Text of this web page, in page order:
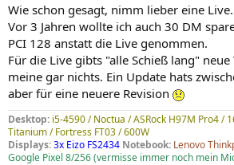
Wie schon gesagt, nimm lieber eine Live.
Vor 3 Jahren wollte ich auch 30 DM
PCI 128 anstatt die Live genommen.
Für die Live gibts "alle Schieß lang"
meine gar nichts. Ein Update hats
aber für eine neuere Revision
Desktop: i5-4590 / Noctua / ASRock H97M Pro4 /
Titanium / Fortress FT03 / 600W
Displays:3x Eizo FS2434 Notebook: Lenovo
Google Pixel 8/256 (vermisse immer noch mein